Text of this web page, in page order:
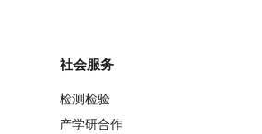
社会服务
检测检验
产学研合作